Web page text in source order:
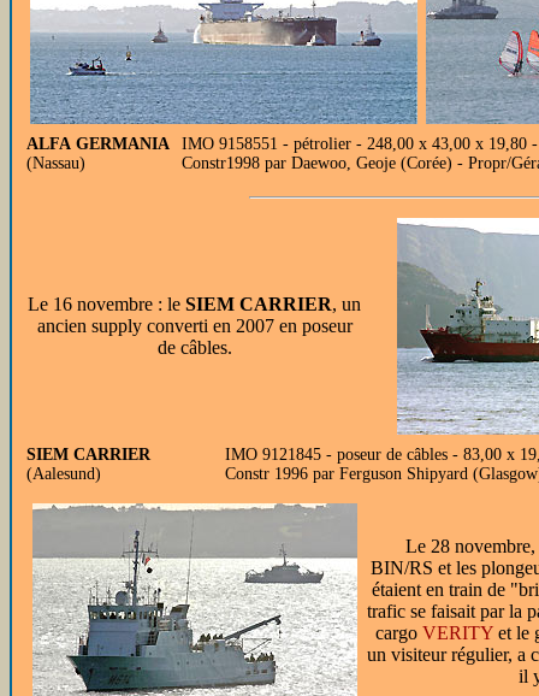
ALFA GERMANIA
(Nassau)
IMO 9158551 - pétrolier - 248,00 x 43,00 x
Constr1998 par Daewoo, Geoje (Corée) - Propr/
Le 16 novembre : le SIEM CARRIER, un
ancien supply converti en 2007 en poseur
de câbles.
SIEM CARRIER
(Aalesund)
IMO 9121845 - poseur de câbles - 83,00 x
Constr 1996 par Ferguson Shipyard
Le 28 novembre,
BIN/RS et les
étaient en train de
trafic se faisait par la
cargo VERITYet le
un visiteur régulier, a
il